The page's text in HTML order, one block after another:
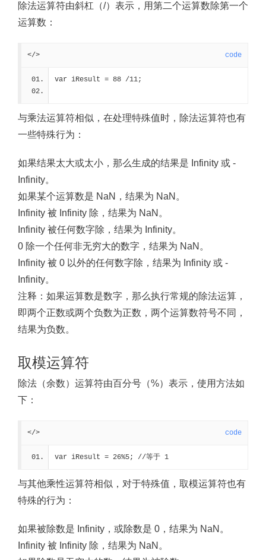
除法运算符由斜杠（/）表示，用第二个运算数除第一个
运算数：
</> code
var iResult = 88 /11;
与乘法运算符相似，在处理特殊值时，除法运算符也有
一些特殊行为：
如果结果太大或太小，那么生成的结果是 Infinity 或 -
Infinity。
如果某个运算数是 NaN，结果为 NaN。
Infinity 被 Infinity 除，结果为 NaN。
Infinity 被任何数字除，结果为 Infinity。
0 除一个任何非无穷大的数字，结果为 NaN。
Infinity 被 0 以外的任何数字除，结果为 Infinity 或 -
Infinity。
注释： 如果运算数是数字，那么执行常规的除法运算，
即两个正数或两个负数为正数，两个运算数符号不同，
结果为负数。
取模运算符
除法（余数）运算符由百分号（%）表示，使用方法如
下：
</> code
var iResult = 26%5; //等于 1
与其他乘性运算符相似，对于特殊值，取模运算符也有
特殊的行为：
如果被除数是 Infinity，或除数是 0，结果为 NaN。
Infinity 被 Infinity 除，结果为 NaN。